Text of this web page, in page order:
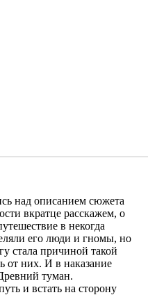
над описанием сюжета
вкратце расскажем, о
в некогда
его люди и гномы, но
стала причиной такой
от них. И в наказание
туман.
и встать на сторону